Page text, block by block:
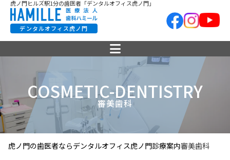
虎ノ門ヒルズ駅1分の歯医者「デンタルオフィス虎ノ門」
デンタルオフィス虎ノ門
COSMETIC-DENTISTRY
審美歯科
虎ノ門の歯医者ならデンタルオフィス虎ノ門診療案内審美歯科